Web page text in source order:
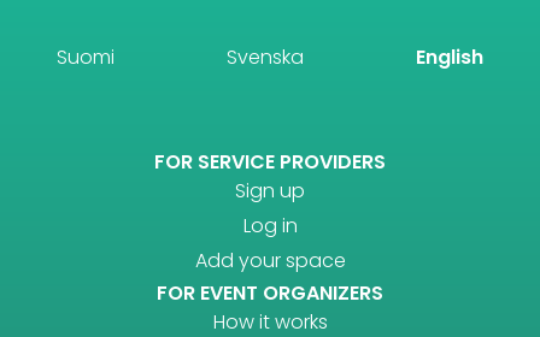
Suomi Svenska English
FOR SERVICE PROVIDERS
Sign up
Log in
Add your space
FOR EVENT ORGANIZERS
How it works